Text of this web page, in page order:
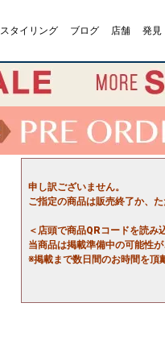
スタイリング ブログ 店舗 発見
申し訳ございません。
ご指定の商品は販売終了か、
＜店頭で商品QRコードを読み
当商品は掲載準備中の可能性
※掲載まで数日間のお時間を頂